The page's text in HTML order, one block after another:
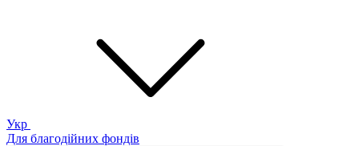
Укр
Для благодійних фондів